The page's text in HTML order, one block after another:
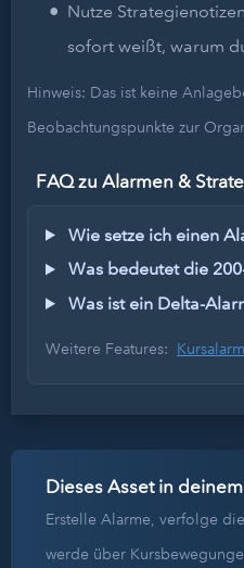
Nutze
sofort weißt, warum
Hinweis: Das ist keine
Beobachtungspunkte zur
FAQ zu Alarmen &
Wie setze ich einen
Was bedeutet die
Was ist ein Delta-
Weitere Features:
Dieses Asset in
Erstelle Alarme, verfolge
werde über